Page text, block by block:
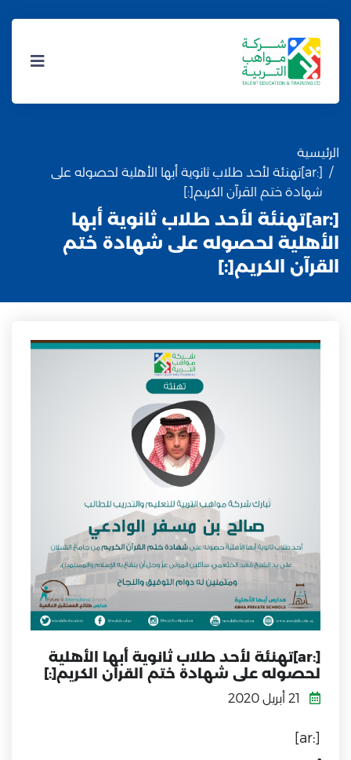
الرئيسية
[:ar]تهنئة لأحد طلاب ثانوية أبها الأهلية لحصوله على
شهادة ختم القرآن الكريم[:]
[:ar]تهنئة لأحد طلاب ثانوية أبها
الأهلية لحصوله على شهادة ختم
القرآن الكريم[:]
[:ar]تهنئة لأحد طلاب ثانوية أبها الأهلية
لحصوله على شهادة ختم القرآن الكريم[:]
[:ar]